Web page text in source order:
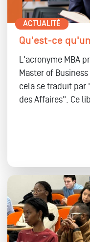
ACTUALITÉ
Qu'est-ce
L'acronyme MBA
Master of
cela se traduit par
des Affaires". Ce